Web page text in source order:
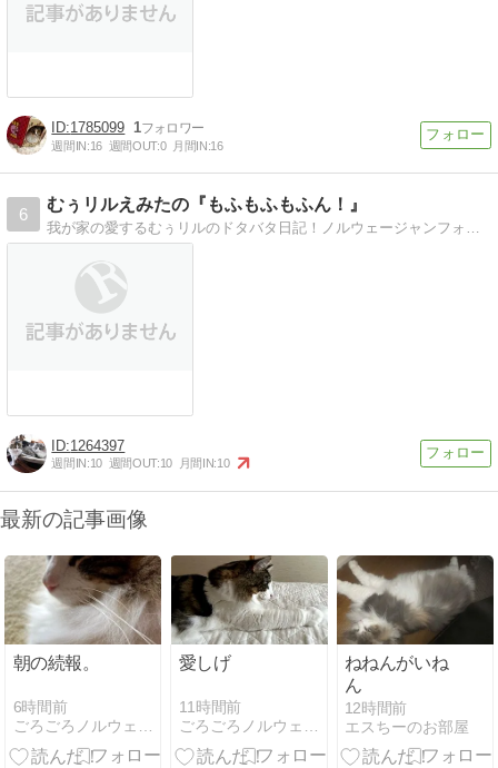
1785099 1
週間IN:16 週間OUT:0 月間IN:16
6
むぅリルえみたの『もふもふもふん！』
我が家の愛するむぅリルのドタバタ日記！ノルウェージャンフォレストキャットの仲良し兄妹です！
1264397
週間IN:10 週間OUT:10 月間IN:10
最新の記事画像
朝の続報。
6時間前
ごろごろノルウェージャンとの、のんびり日常
愛しげ
11時間前
ごろごろノルウェージャンとの、のんびり日常
ねねんがいね
ん
12時間前
エスちーのお部屋